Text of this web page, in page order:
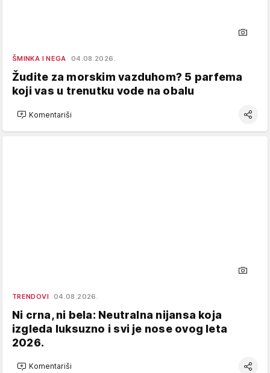
ŠMINKA I NEGA 04.08.2026.
Žudite za morskim vazduhom? 5 parfema
koji vas u trenutku vode na obalu
Komentariši
TRENDOVI 04.08.2026.
Ni crna, ni bela: Neutralna nijansa koja
izgleda luksuzno i svi je nose ovog leta
2026.
Komentariši